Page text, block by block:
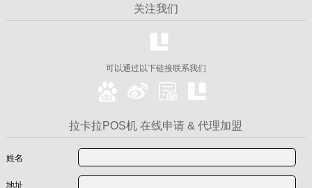
关注我们
可以通过以下链接联系我们
拉卡拉POS机 在线申请 & 代理加盟
姓名
地址